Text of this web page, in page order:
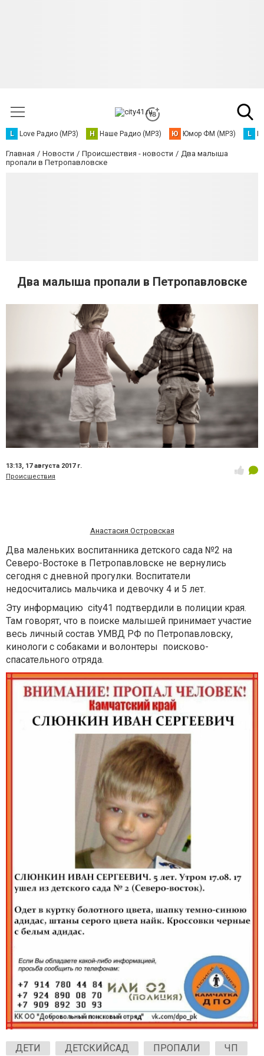
L Love Радио (MP3) Н Наше Радио (MP3) Ю Юмор ФМ (MP3) L
Главная Новости Происшествия - новости
Два малыша
пропали в Петропавловске
Два малыша пропали в Петропавловске
13:13, 17 августа 2017 г.
Происшествия
Анастасия Островская
Два маленьких воспитанника детского сада №2 на
Северо-Востоке в Петропавловске не вернулись
сегодня с дневной прогулки. Воспитатели
недосчитались мальчика и девочку 4 и 5 лет.
Эту информацию city41 подтвердили в полиции края.
Там говорят, что в поиске малышей принимает участие
весь личный состав УМВД РФ по Петропавловску,
кинологи с собаками и волонтеры поисково-
спасательного отряда.
ДЕТИ ДЕТСКИЙСАД ПРОПАЛИ ЧП